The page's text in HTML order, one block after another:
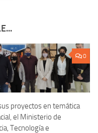
0
proyectos en temática
el Ministerio de
Tecnología e